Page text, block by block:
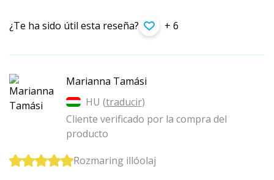
¿Te ha sido útil esta reseña? + 6
Marianna Tamási
HU (traducir)
Cliente verificado por la compra del
producto
Rozmaring illóolaj